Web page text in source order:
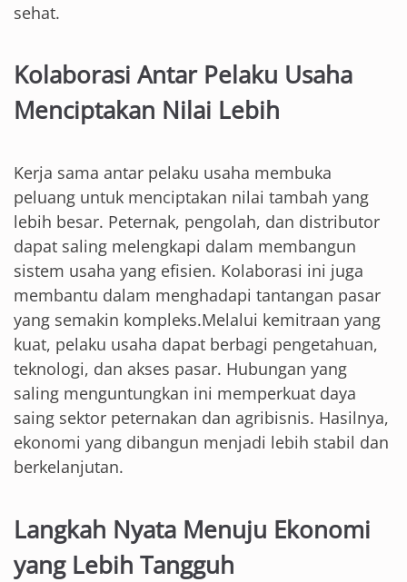
sehat.
Kolaborasi Antar Pelaku Usaha
Menciptakan Nilai Lebih
Kerja sama antar pelaku usaha membuka
peluang untuk menciptakan nilai tambah yang
lebih besar. Peternak, pengolah, dan distributor
dapat saling melengkapi dalam membangun
sistem usaha yang efisien. Kolaborasi ini juga
membantu dalam menghadapi tantangan pasar
yang semakin kompleks.Melalui kemitraan yang
kuat, pelaku usaha dapat berbagi pengetahuan,
teknologi, dan akses pasar. Hubungan yang
saling menguntungkan ini memperkuat daya
saing sektor peternakan dan agribisnis. Hasilnya,
ekonomi yang dibangun menjadi lebih stabil dan
berkelanjutan.
Langkah Nyata Menuju Ekonomi
yang Lebih Tangguh